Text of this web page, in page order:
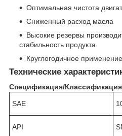
Оптимальная чистотa
Сниженный расход масла
Высокие резервы
стабильность продукта
Круглогодичное применение
Технические
Спецификация/
SAE
API